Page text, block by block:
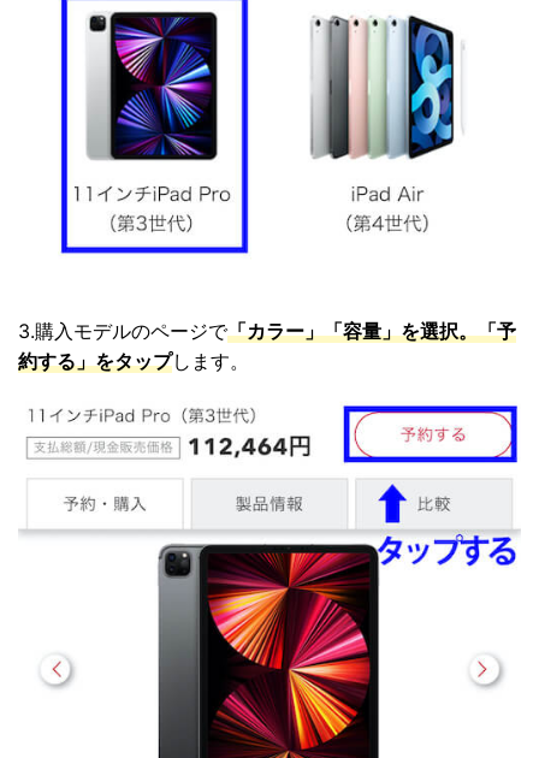
3.購入モデルのページで「カラー」「容量」を選択。「予
約する」をタップします。